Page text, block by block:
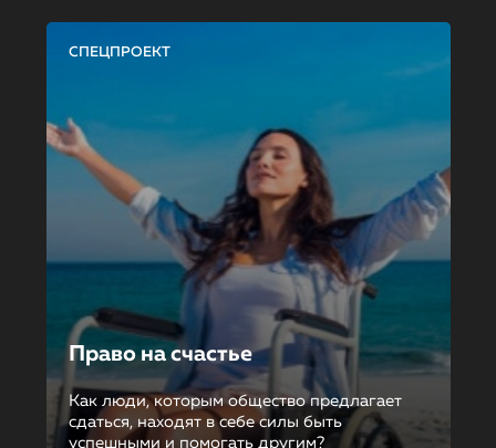
СПЕЦПРОЕКТ
Право на счастье
Как люди, которым общество предлагает
сдаться, находят в себе силы быть
успешными и помогать другим?